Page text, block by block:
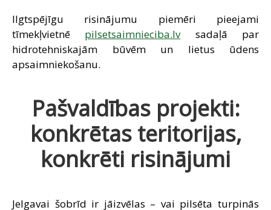
Ilgtspējīgu risinājumu piemēri pieejami
tīmekļvietnē pilsetsaimnieciba.lvsadaļā par
hidrotehniskajām būvēm un lietus ūdens
apsaimniekošanu.
Pašvaldības projekti:
konkrētas teritorijas,
konkrēti risinājumi
Jelgavai šobrīd ir jāizvēlas – vai pilsēta turpinās